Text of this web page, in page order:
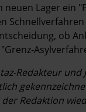
neuen Lager ein
ob
Redakteur
Redaktion